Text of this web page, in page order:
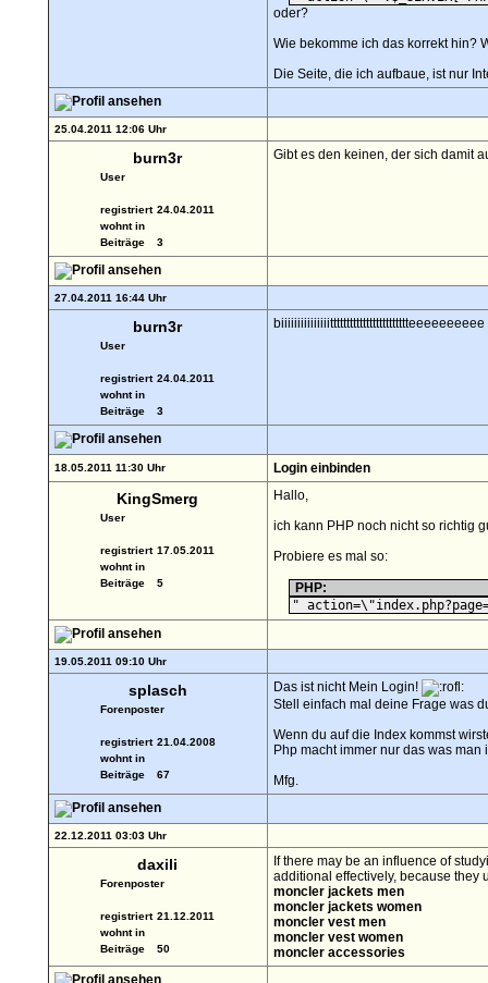
oder?
Wie bekomme ich das korrekt hin?
Die Seite, die ich aufbaue, ist nur
25.04.2011 12:06 Uhr
burn3r
User
registriert 24.04.2011
wohnt in
Beiträge
3
Gibt es den keinen, der sich damit
27.04.2011 16:44 Uhr
burn3r
User
registriert 24.04.2011
wohnt in
Beiträge
3
biiiiiiiiiiiiiiitttttttttttttttttttttttteeeeeeeeee
18.05.2011 11:30 Uhr Login einbinden
KingSmerg
User
registriert 17.05.2011
wohnt in
Beiträge
5
Hallo,
ich kann PHP noch nicht so richtig
Probiere es mal so:
PHP:
"
19.05.2011 09:10 Uhr
splasch
Forenposter
registriert 21.04.2008
wohnt in
Beiträge
67
Das ist nicht Mein Login!
Stell einfach mal deine Frage was
Wenn du auf die Index kommst
Php macht immer nur das was man
Mfg.
22.12.2011 03:03 Uhr
daxili
Forenposter
registriert 21.12.2011
wohnt in
Beiträge
50
If there may be an influence of
additional effectively, because
moncler jackets men
moncler jackets women
moncler vest men
moncler vest women
moncler accessories